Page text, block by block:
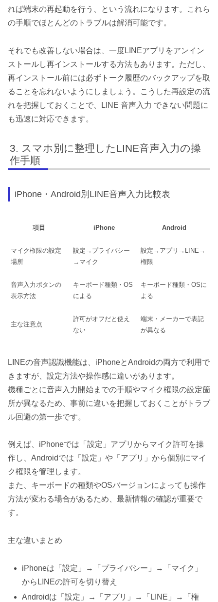
れば端末の再起動を行う、という流れになります。これら
の手順でほとんどのトラブルは解消可能です。
それでも改善しない場合は、一度LINEアプリをアンイン
ストールし再インストールする方法もあります。ただし、
再インストール前には必ずトーク履歴のバックアップを取
ることを忘れないようにしましょう。こうした再設定の流
れを把握しておくことで、LINE 音声入力 できない問題に
も迅速に対応できます。
スマホ別に整理したLINE音声入力の操
作手順
iPhone・Android別LINE音声入力比較表
項目 iPhone Android
マイク権限の設定
場所
設定→プライバシー
→マイク
設定→アプリ→LINE→
権限
音声入力ボタンの
表示方法
キーボード種類・OS
による
キーボード種類・OSに
よる
主な注意点
許可がオフだと使え
ない
端末・メーカーで表記
が異なる
LINEの音声認識機能は、iPhoneとAndroidの両方で利用で
きますが、設定方法や操作感に違いがあります。
機種ごとに音声入力開始までの手順やマイク権限の設定箇
所が異なるため、事前に違いを把握しておくことがトラブ
ル回避の第一歩です。
例えば、iPhoneでは「設定」アプリからマイク許可を操
作し、Androidでは「設定」や「アプリ」から個別にマイ
ク権限を管理します。
また、キーボードの種類やOSバージョンによっても操作
方法が変わる場合があるため、最新情報の確認が重要で
す。
主な違いまとめ
iPhoneは「設定」→「プライバシー」→「マイク」
からLINEの許可を切り替え
Androidは「設定」→「アプリ」→「LINE」→「権